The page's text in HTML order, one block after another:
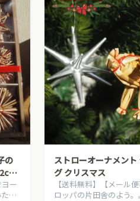
の
ー
雰
ストローオーナメント
グ クリスマス
【送料無料】【メール
ロッパの片田舎のよう